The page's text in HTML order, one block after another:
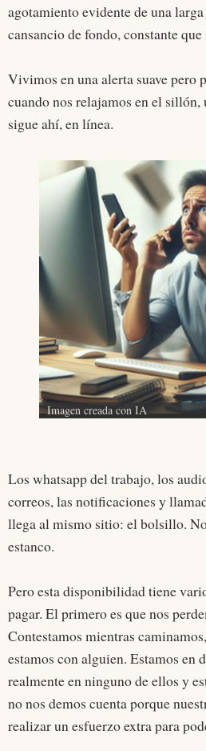
agotamiento evidente de una
cansancio de fondo, constante
Vivimos en una alerta suave pero
cuando nos relajamos en el sillón,
sigue ahí, en línea.
Imagen creada con IA
Los whatsapp del trabajo, los
correos, las notificaciones y
llega al mismo sitio: el bolsillo.
estanco.
Pero esta disponibilidad tiene
pagar. El primero es que nos
Contestamos mientras
estamos con alguien. Estamos en
realmente en ninguno de ellos y
no nos demos cuenta porque
realizar un esfuerzo extra para